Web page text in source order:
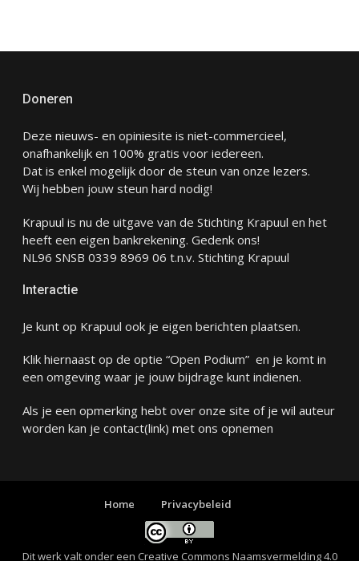
Doneren
Deze nieuws- en opiniesite is niet-commercieel,
onafhankelijk en 100% gratis voor iedereen.
Dat is enkel mogelijk door de steun van onze lezers.
Wij hebben jouw steun hard nodig!
Krapuul is nu de uitgave van de Stichting Krapuul en het
heeft een eigen bankrekening. Gedenk ons!
NL96 SNSB 0339 8969 06 t.n.v. Stichting Krapuul
Interactie
Je kunt op Krapuul ook je eigen berichten plaatsen.
Klik hiernaast op de optie “Open Podium” en je komt in
een omgeving waar je jouw bijdrage kunt indienen.
Als je een opmerking hebt over onze site of je wil auteur
worden kan je contact(link) met ons opnemen
Home Privacybeleid
Dit werk valt onder een Creative Commons Naamsvermelding 4.0